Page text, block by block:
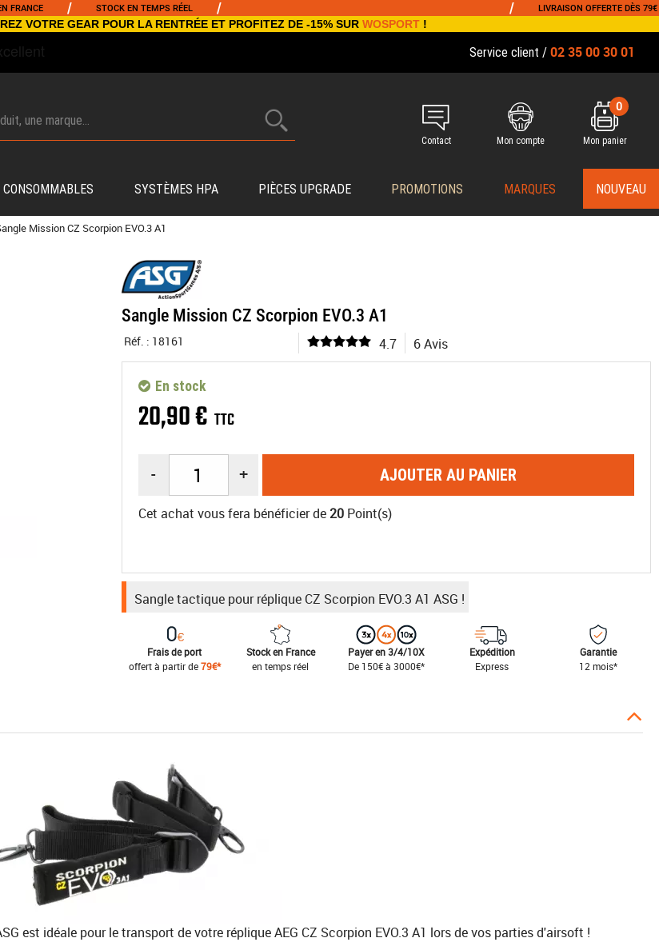
/ STOCK EN TEMPS RÉEL / LIVRAISON OFFERTE DÈS 79€ D'ACHAT
VOTRE GEAR POUR LA RENTRÉE ET PROFITEZ DE -15% SUR WOSPORT!
Service client / 02 35 00 30 01
Contact Mon compte
0
Mon panier
CONSOMMABLES SYSTÈMES HPA PIÈCES UPGRADE PROMOTIONS MARQUES NOUVEAU
Mission CZ Scorpion EVO.3 A1
Sangle Mission CZ Scorpion EVO.3 A1
Réf. : 18161 4.7 6 Avis
20,90€ TTC
En stock
- + AJOUTER AU PANIER
Cet achat vous fera bénéficier de 20 Point(s)
Sangle tactique pour réplique CZ Scorpion EVO.3 A1 ASG !
Frais de port
offert à partir de79€*
Stock en France
en temps réel
Payer en 3/4/10X
De 150€ à 3000€*
Expédition
Express
Garantie
12 mois*
est idéale pour le transport de votre réplique AEG CZ Scorpion EVO.3 A1 lors de vos parties d'airsoft !